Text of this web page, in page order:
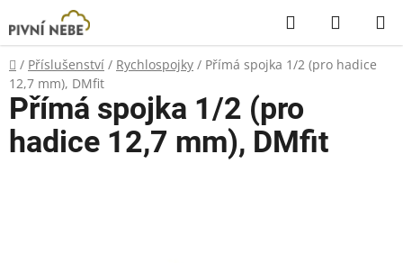
na
obsah
Hledat
KOŠÍK
Domů
/ Příslušenství / Rychlospojky / Přímá spojka 1/2 (pro hadice
12,7 mm), DMfit
Přímá spojka 1/2 (pro
hadice 12,7 mm), DMfit